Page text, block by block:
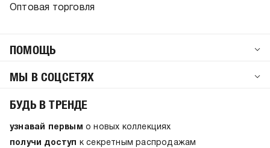
Оптовая торговля
ПОМОЩЬ
МЫ В СОЦСЕТЯХ
БУДЬ В ТРЕНДЕ
узнавай первым о новых коллекциях
получи доступ
к секретным распродажам